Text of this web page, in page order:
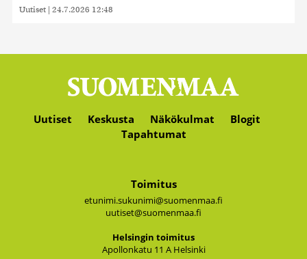
Uutiset | 24.7.2026 12:48
Uutiset Keskusta Näkökulmat
Blogit
Tapahtumat
Toimitus
etunimi.sukunimi@suomenmaa.fi
uutiset@suomenmaa.fi
Hel­sin­gin toi­mi­tus
Apol­lon­ka­tu 11 A Hel­sin­ki